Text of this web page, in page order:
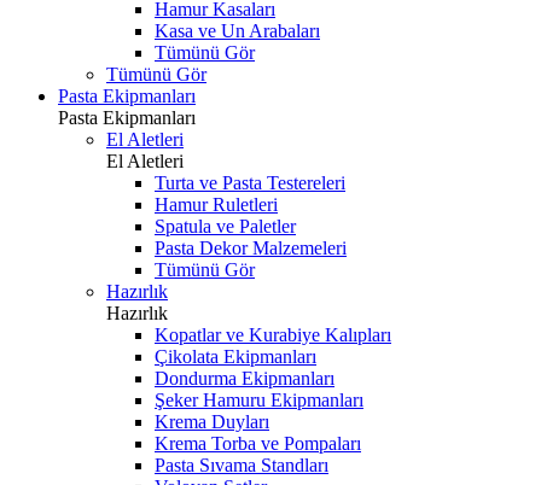
Hamur Kasaları
Kasa ve Un Arabaları
Tümünü Gör
Tümünü Gör
Pasta Ekipmanları
Pasta Ekipmanları
El Aletleri
El Aletleri
Turta ve Pasta Testereleri
Hamur Ruletleri
Spatula ve Paletler
Pasta Dekor Malzemeleri
Tümünü Gör
Hazırlık
Hazırlık
Kopatlar ve Kurabiye Kalıpları
Çikolata Ekipmanları
Dondurma Ekipmanları
Şeker Hamuru Ekipmanları
Krema Duyları
Krema Torba ve Pompaları
Pasta Sıvama Standları